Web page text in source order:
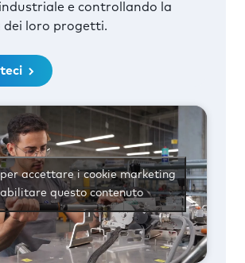
industriale e controllando la
dei loro progetti.
accettare i cookie marketing
questo contenuto